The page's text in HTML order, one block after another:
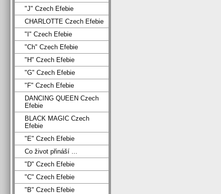
"J" Czech Efebie
CHARLOTTE Czech Efebie
"I" Czech Efebie
"Ch" Czech Efebie
"H" Czech Efebie
"G" Czech Efebie
"F" Czech Efebie
DANCING QUEEN Czech
Efebie
BLACK MAGIC Czech
Efebie
"E" Czech Efebie
Co život přináší ...
"D" Czech Efebie
"C" Czech Efebie
"B" Czech Efebie